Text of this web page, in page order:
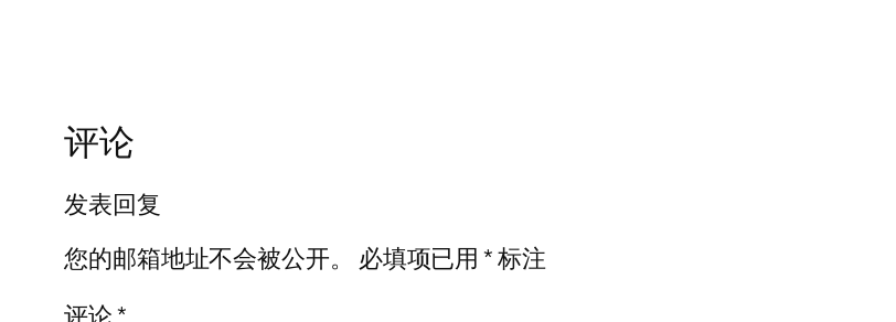
评论
发表回复
您的邮箱地址不会被公开。
必填项已用*标注
评论*